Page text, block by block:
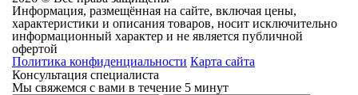
Информация, размещённая на сайте, включая цены,
характеристики и описания товаров, носит исключительно
информационный характер и не является публичной
офертой
Политика конфиденциальности Карта сайта
Консультация специалиста
Мы свяжемся с вами в течение 5 минут